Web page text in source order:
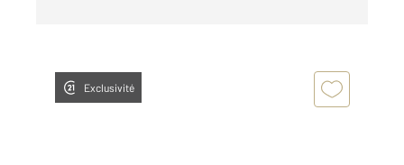
Exclusivité